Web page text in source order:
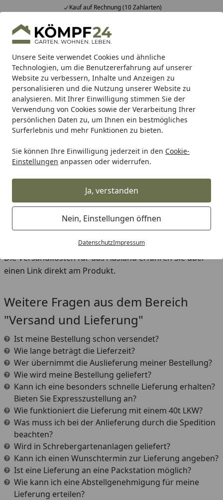
Unsere Seite verwendet Cookies und ähnliche
Technologien, um die Benutzererfahrung auf unserer
Website zu verbessern, Inhalte und Anzeigen zu
personalisieren und die Nutzung unserer Website zu
analysieren. Mit Ihrer Einwilligung stimmen Sie der
Verwendung von Cookies sowie der Verarbeitung Ihrer
persönlichen Daten zu, um Ihnen ein bestmögliches
Surferlebnis und mehr Funktionen zu bieten.
Sie können Ihre Einwilligung jederzeit in den Cookie-
Einstellungen anpassen oder widerrufen.
Ja, verstanden
Nein, Einstellungen öffnen
DatenschutzImpressum
Kauf auf Rechnung (10 Zahlarten)
Alle Produkte
Mein Konto
Suchen
Startseite
Versandkosten
Welche Versandkosten fallen an?
DieVersandkosten für unsere Warensind
unterschiedlich. Sie sind unter anderem abhängig vom
Besonderheiten oder von der Versandart.
Die genauen Versandkosten werden Ihnen immer direkt
am Produkt angezeigt. Zusätzlich werden sie im
Warenkorb sowie am Ende der Bestellung (vor dem
Kaufen-Button) aufgeführt.
Die Versandkosten für das Ausland erfahren Sie über
einen Link direkt am Produkt.
Weitere Fragen aus dem Bereich
"Versand und Lieferung"
Ist meine Bestellung schon versendet?
Wie lange beträgt die Lieferzeit?
Wer übernimmt die Auslieferung meiner Bestellung?
Wie wird meine Bestellung geliefert?
Kann ich eine besonders schnelle Lieferung erhalten?
Bieten Sie Expresszustellung an?
Wie funktioniert die Lieferung mit einem 40t LKW?
Was muss ich bei der Anlieferung durch die Spedition
beachten?
Wird in Schrebergartenanlagen geliefert?
Kann ich einen Wunschtermin zur Lieferung angeben?
Ist eine Lieferung an eine Packstation möglich?
Wie kann ich eine Abstellgenehmigung für meine
Lieferung erteilen?